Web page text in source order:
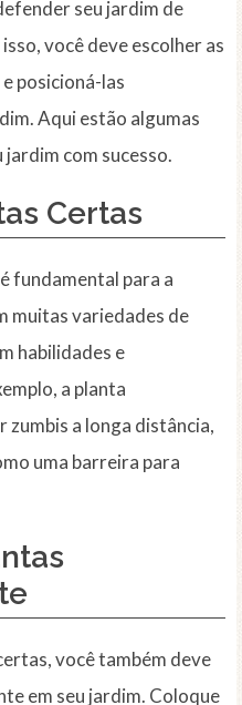
seu jardim de
você deve escolher as
posicioná-las
Aqui estão algumas
com sucesso.
Certas
fundamental para a
muitas variedades de
habilidades e
a planta
zumbis a longa distância,
uma barreira para
você também deve
em seu jardim. Coloque